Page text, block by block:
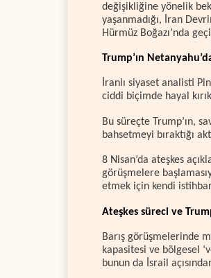
değişikliğine yönelik
yaşanmadığı, İran
Hürmüz Boğazı’nda
Trump’ın
İranlı siyaset analisti
ciddi biçimde hayal
Bu süreçte Trump’ın,
bahsetmeyi bıraktığı
8 Nisan’da ateşkes
görüşmelere
etmek için kendi
Ateşkes süreci ve
Barış görüşmelerinde
kapasitesi ve bölgesel
bunun da İsrail